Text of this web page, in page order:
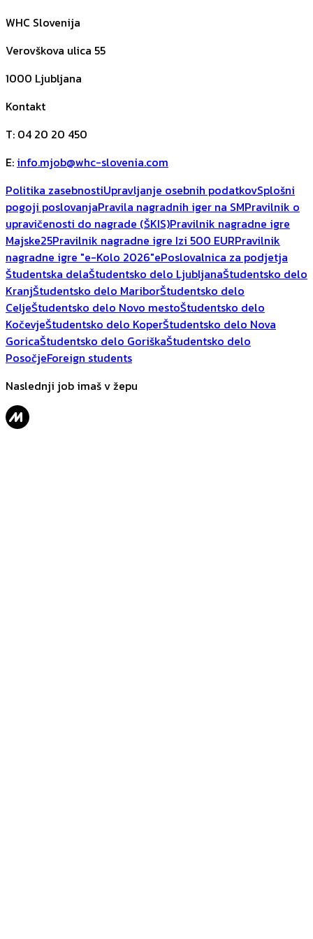
WHC Slovenija
Verovškova ulica 55
1000 Ljubljana
Kontakt
T: 04 20 20 450
E: info.mjob@whc-slovenia.com
Politika zasebnostiUpravljanje osebnih podatkovSplošni
pogoji poslovanjaPravila nagradnih iger na SMPravilnik o
upravičenosti do nagrade (ŠKIS)Pravilnik nagradne igre
Majske25Pravilnik nagradne igre Izi 500 EURPravilnik
nagradne igre "e-Kolo 2026"ePoslovalnica za podjetja
Študentska delaŠtudentsko delo LjubljanaŠtudentsko delo
KranjŠtudentsko delo MariborŠtudentsko delo
CeljeŠtudentsko delo Novo mestoŠtudentsko delo
KočevjeŠtudentsko delo KoperŠtudentsko delo Nova
GoricaŠtudentsko delo GoriškaŠtudentsko delo
PosočjeForeign students
Naslednji job imaš v žepu